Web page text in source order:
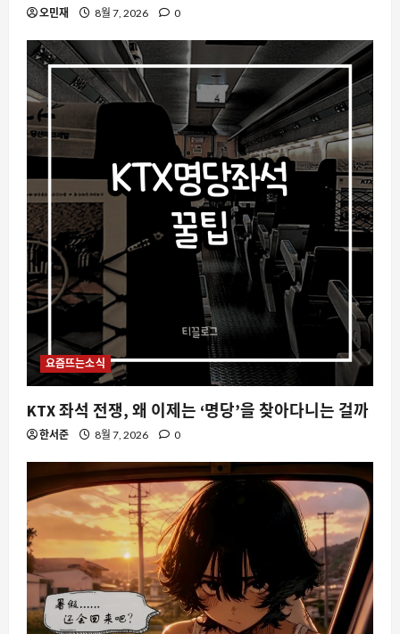
오민재 8월 7, 2026 0
요즘뜨는소식
KTX 좌석 전쟁, 왜 이제는 ‘명당’을 찾아다니는 걸까
한서준 8월 7, 2026 0